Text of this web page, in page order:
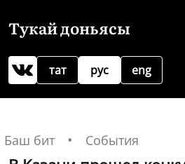
Тукай доньясы
рус
тат eng
Баш бит События